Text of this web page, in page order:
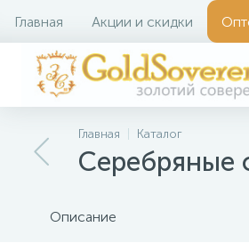
Главная Акции и скидки
Главная Каталог
Серебряные
Описание